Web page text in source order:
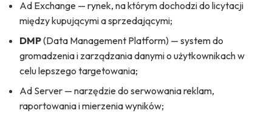
Ad Exchange — rynek, na którym dochodzi do licytacji
między kupującymi a sprzedającymi;
DMP(Data Management Platform) — system do
gromadzenia i zarządzania danymi o użytkownikach w
celu lepszego targetowania;
Ad Server — narzędzie do serwowania reklam,
raportowania i mierzenia wyników;